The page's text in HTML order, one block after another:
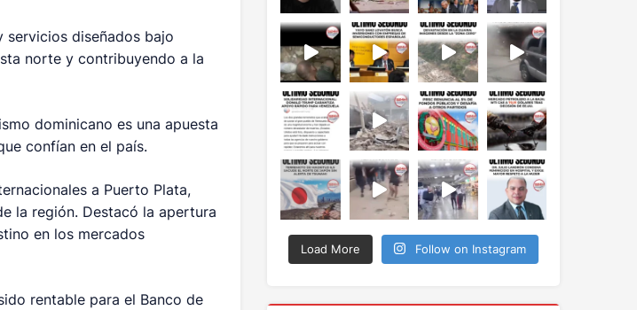
servicios diseñados bajo
norte y contribuyendo a la
dominicano es una apuesta
confían en el país.
a Puerto Plata,
la región. Destacó la apertura
en los mercados
rentable para el Banco de
Load More Follow on Instagram